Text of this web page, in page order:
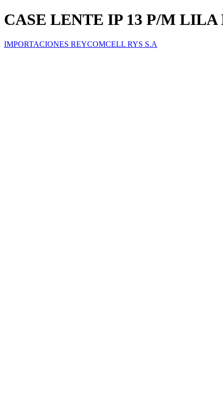
CASE LENTE IP 13 P/M
IMPORTACIONES REYCOMCELL RYS S.A